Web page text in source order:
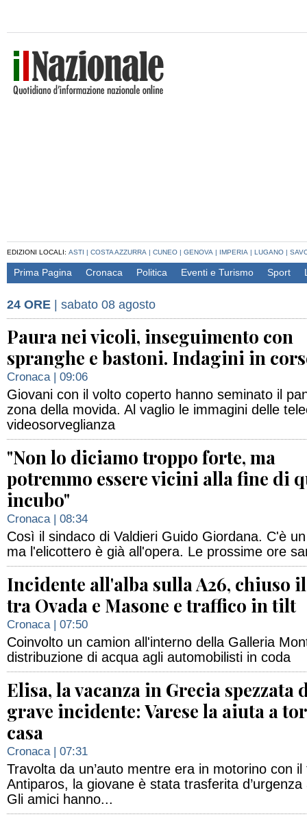
EDIZIONI LOCALI: ASTI | COSTA AZZURRA | CUNEO | GENOVA | IMPERIA | LUGANO |
Prima Pagina Cronaca Politica Eventi e Turismo Sport
24 ORE | sabato 08 agosto
Paura nei vicoli, inseguimento con
spranghe e bastoni. Indagini in
Cronaca| 09:06
Giovani con il volto coperto hanno seminato il
zona della movida. Al vaglio le immagini delle
videosorveglianza
"Non lo diciamo troppo forte, ma
potremmo essere vicini alla fine di
incubo"
Cronaca| 08:34
Così il sindaco di Valdieri Guido Giordana. C'è
ma l'elicottero è già all'opera. Le prossime ore
Incidente all'alba sulla A26, chiuso
tra Ovada e Masone e traffico in tilt
Cronaca| 07:50
Coinvolto un camion all'interno della Galleria
distribuzione di acqua agli automobilisti in coda
Elisa, la vacanza in Grecia spezzata
grave incidente: Varese la aiuta a
casa
Cronaca| 07:31
Travolta da un’auto mentre era in motorino con
Antiparos, la giovane è stata trasferita
Gli amici hanno...